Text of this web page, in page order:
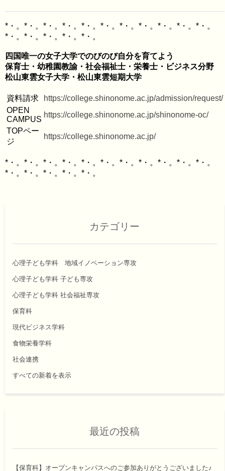
*・。*・。*・。*・。*・。*・。*・。*・。*・。*・。*・。
四国唯一の女子大学でのびのび自分を育てよう
保育士・幼稚園教諭・社会福祉士・栄養士・ビジネス分野
資料請求
https://college.shinonome.ac.jp/admission/request/
OPEN
CAMPUS
https://college.shinonome.ac.jp/shinonome-oc/
TOPペー
ジ
https://college.shinonome.ac.jp/
*・。*・。*・。*・。*・。*・。*・。*・。*・。*・。*・。
カテゴリー
心理子ども学科 地域イノベーション専攻
心理子ども学科 子ども専攻
心理子ども学科 社会福祉専攻
保育科
現代ビジネス学科
食物栄養学科
社会連携
すべての新着を表示
最近の投稿
【保育科】オープンキャンパスへのご参加ありがとうございました♪